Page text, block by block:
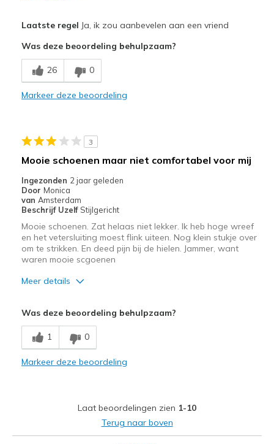
Breathe Well
Comfortable
Casual Wear
Width
Sizing
Feels true to size
View On Shoes
Shoes are for Wearing
Laatste regel Ja, ik zou aanbevelen aan een vriend
Was deze beoordeling behulpzaam?
26 0
Markeer deze beoordeling
3
Mooie schoenen maar niet comfortabel voor mij
Ingezonden 2 jaar geleden
Door Monica
van Amsterdam
Beschrijf Uzelf Stijlgericht
Mooie schoenen. Zat helaas niet lekker. Ik heb hoge wreef
en het vetersluiting moest flink uiteen. Nog klein stukje over
om te strikken. En deed pijn bij de hielen. Jammer, want
waren mooie scgoenen
Meer details
Stijlvol
Informele kleding
Was deze beoordeling behulpzaam?
1 0
Markeer deze beoordeling
Laat beoordelingen zien 1-10
Terug naar boven